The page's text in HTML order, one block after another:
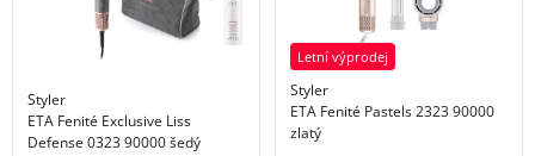
Styler
ETA Fenité Exclusive Liss
Defense 0323 90000 šedý
Letní výprodej
Styler
ETA Fenité Pastels 2323 90000
zlatý